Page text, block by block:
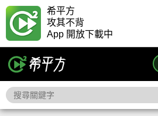
希平方
攻其不背
App 開放下載中